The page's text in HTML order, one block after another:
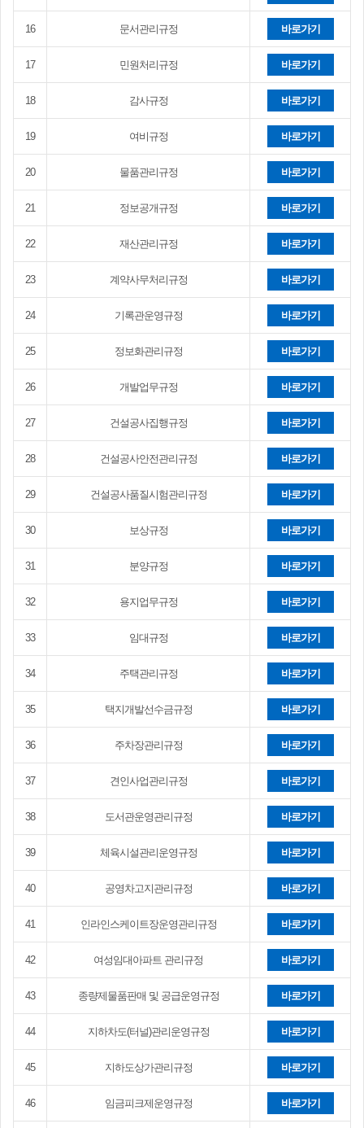
16 문서관리규정 바로가기
17 민원처리규정 바로가기
18 감사규정 바로가기
19 여비규정 바로가기
20 물품관리규정 바로가기
21 정보공개규정 바로가기
22 재산관리규정 바로가기
23 계약사무처리규정 바로가기
24 기록관운영규정 바로가기
25 정보화관리규정 바로가기
26 개발업무규정 바로가기
27 건설공사집행규정 바로가기
28 건설공사안전관리규정 바로가기
29 건설공사품질시험관리규정 바로가기
30 보상규정 바로가기
31 분양규정 바로가기
32 용지업무규정 바로가기
33 임대규정 바로가기
34 주택관리규정 바로가기
35 택지개발선수금규정 바로가기
36 주차장관리규정 바로가기
37 견인사업관리규정 바로가기
38 도서관운영관리규정 바로가기
39 체육시설관리운영규정 바로가기
40 공영차고지관리규정 바로가기
41 인라인스케이트장운영관리규정 바로가기
42 여성임대아파트 관리규정 바로가기
43 종량제물품판매 및 공급운영규정 바로가기
44 지하차도(터널)관리운영규정 바로가기
45 지하도상가관리규정 바로가기
46 임금피크제운영규정 바로가기